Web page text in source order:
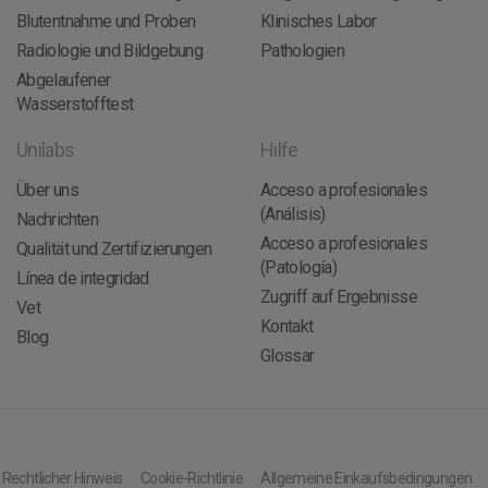
Blutentnahme und Proben
Radiologie und Bildgebung
Abgelaufener
Wasserstofftest
Klinisches Labor
Pathologien
Unilabs
Über uns
Nachrichten
Qualität und Zertifizierungen
Línea de integridad
Vet
Blog
Hilfe
Acceso a profesionales
(Análisis)
Acceso a profesionales
(Patología)
Zugriff auf Ergebnisse
Kontakt
Glossar
Rechtlicher Hinweis Cookie-Richtlinie Allgemeine Einkaufsbedingungen